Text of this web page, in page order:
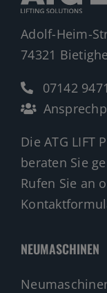
Adolf-Heim-
74321
07142
Die ATG LIFT
beraten Sie
Rufen Sie an
NEUMASCHINEN